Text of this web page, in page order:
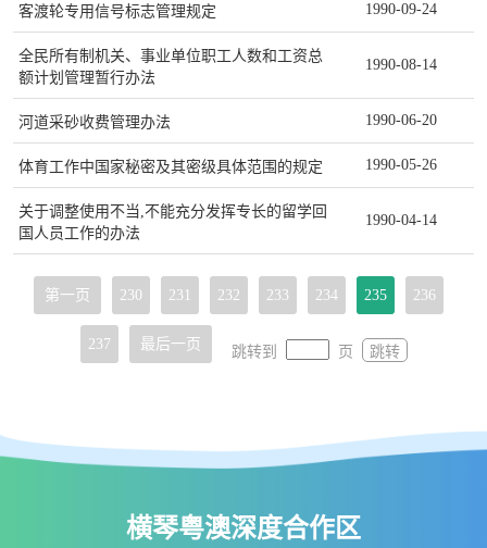
客渡轮专用信号标志管理规定 1990-09-24
全民所有制机关、事业单位职工人数和工资总
额计划管理暂行办法
1990-08-14
河道采砂收费管理办法 1990-06-20
体育工作中国家秘密及其密级具体范围的规定 1990-05-26
关于调整使用不当,不能充分发挥专长的留学回
国人员工作的办法
1990-04-14
第一页 230 231 232 233 234 235 236
237 最后一页 跳转到 页 跳转
横琴粤澳深度合作区